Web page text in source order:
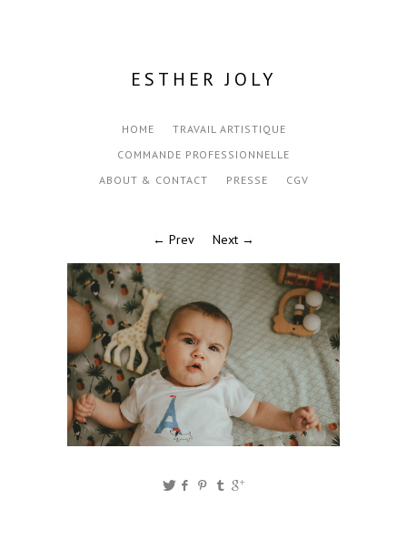
ESTHER JOLY
HOME
TRAVAIL ARTISTIQUE
COMMANDE PROFESSIONNELLE
ABOUT & CONTACT
PRESSE CGV
← Prev Next →